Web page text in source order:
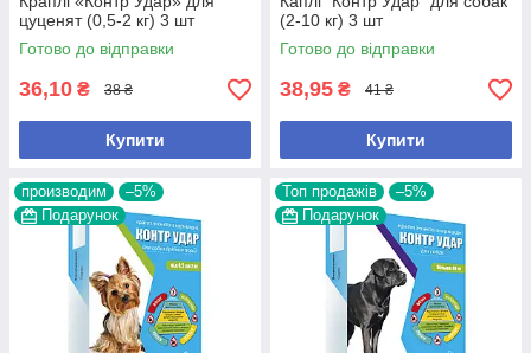
цуценят (0,5-2 кг) 3 шт
Готово до відправки
36,10 ₴ 38 ₴
Купити
(2-10 кг) 3 шт
Готово до відправки
38,95 ₴ 41 ₴
Купити
производим
–5%
Подарунок
Топ продажів
–5%
Подарунок